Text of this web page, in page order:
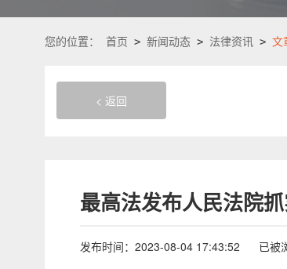
您的位置： 首页 > 新闻动态 > 法律资讯 > 文
< 返回
最高法发布人民法院
发布时间：2023-08-04 17:43:52 已被